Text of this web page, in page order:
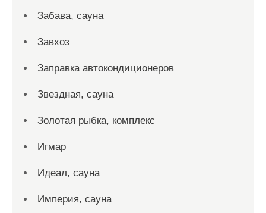
Забава, сауна
Завхоз
Заправка автокондиционеров
Звездная, сауна
Золотая рыбка, комплекс
Игмар
Идеал, сауна
Империя, сауна